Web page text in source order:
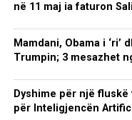
në 11 maj ia faturon
Mamdani, Obama i
Trumpin; 3 mesazhet
Dyshime për një
për Inteligjencën